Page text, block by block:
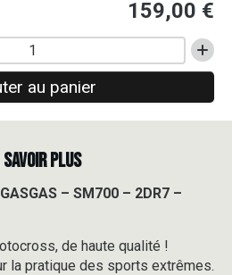
159,00 €
au panier
PLUS
– SM700 – 2DR7 –
de haute qualité !
la pratique des sports extrêmes.